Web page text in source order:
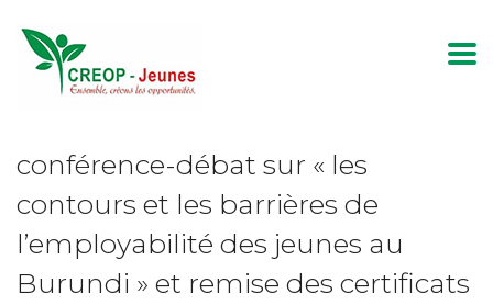
conférence-débat sur « les
contours et les barrières de
l’employabilité des jeunes au
Burundi » et remise des certificats